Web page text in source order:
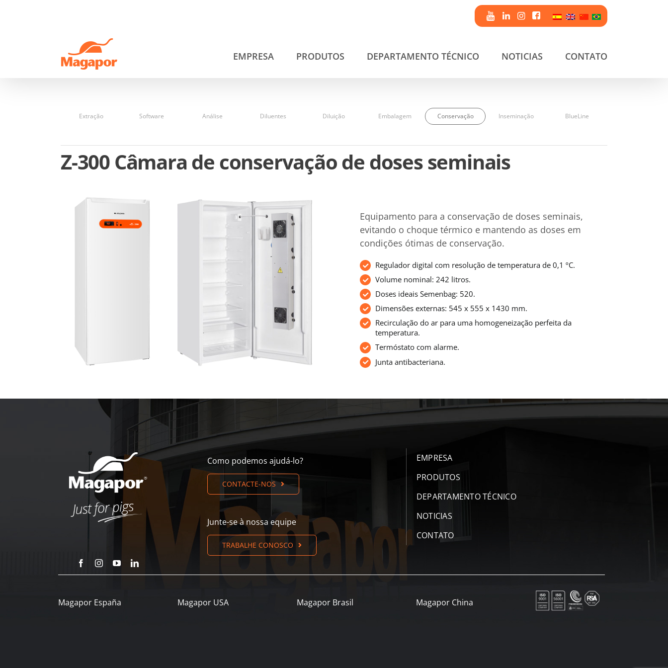
EMPRESA
PRODUTOS DEPARTAMENTO TÉCNICO NOTICIAS CONTATO
Extração Software Análise Diluentes Diluição Embalagem Conservação Inseminação BlueLine
Z-300 Câmara de conservação de doses seminais
Equipamento para a conservação de doses seminais,
evitando o choque térmico e mantendo as doses em
condições ótimas de conservação.
Regulador digital com resolução de temperatura de 0,1 ºC.
Volume nominal: 242 litros.
Doses ideais Semenbag: 520.
Dimensões externas: 545 x 555 x 1430 mm.
Recirculação do ar para uma homogeneização perfeita da
temperatura.
Termóstato com alarme.
Junta antibacteriana.
Como podemos ajudá-lo?
CONTACTE-NOS
Junte-se à nossa equipe
TRABALHE CONOSCO
EMPRESA
PRODUTOS
DEPARTAMENTO TÉCNICO
NOTICIAS
CONTATO
Magapor España Magapor USA Magapor Brasil Magapor China